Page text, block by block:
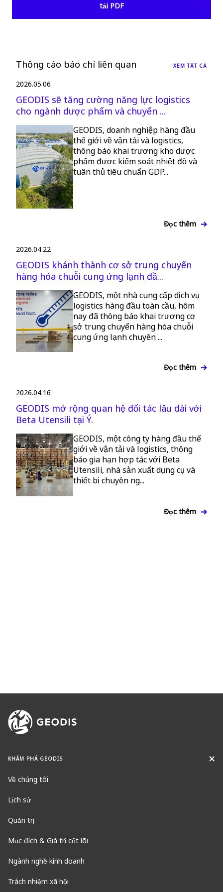
tải PDF
Thông cáo báo chí liên quan XEM TẤT CẢ
2026.05.06
GEODIS sẽ tăng cường năng lực logistics
cho ngành dược phẩm và chuyển ...
GEODIS, doanh nghiệp hàng đầu
thế giới về vận tải và logistics,
thông báo khai trương kho dược
phẩm được kiểm soát nhiệt độ và
tuân thủ tiêu chuẩn GDP...
Đọc thêm
2026.04.22
GEODIS khánh thành cơ sở trung chuyển
hàng hóa chuỗi cung ứng lạnh đầ...
GEODIS, một nhà cung cấp dịch vụ
logistics hàng đầu toàn cầu, hôm
nay đã thông báo khai trương cơ
sở trung chuyển hàng hóa chuỗi
cung ứng lạnh chuyên ...
Đọc thêm
2026.04.16
GEODIS mở rộng quan hệ đối tác lâu dài với
Beta Utensili tại Ý.
GEODIS, một công ty hàng đầu thế
giới về vận tải và logistics, thông
báo gia hạn hợp tác với Beta
Utensili, nhà sản xuất dụng cụ và
thiết bị chuyên ng...
Đọc thêm
KHÁM PHÁ GEODIS
Về chúng tôi
Lịch sử
Quản trị
Mục đích & Giá trị cốt lõi
Ngành nghề kinh doanh
Trách nhiệm xã hội